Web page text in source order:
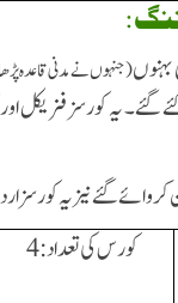
(جنہوں نے مدنی قاعدہ
یہ کورسز فزیکل اور
کروائے گئے نیز یہ
کورس کی تعداد: 4